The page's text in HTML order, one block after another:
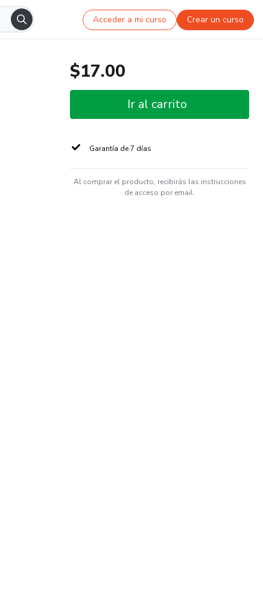
Acceder a mi curso Crear un curso
$17.00
Ir al carrito
Garantía de 7 días
Al comprar el producto, recibirás las instrucciones
de acceso por email.